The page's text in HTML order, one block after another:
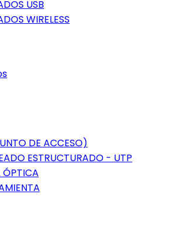
USB
WIRELESS
DE ACCESO)
ESTRUCTURADO - UTP
ÓPTICA